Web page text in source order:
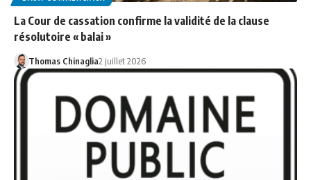
La Cour de cassation confirme la validité de la clause
résolutoire « balai »
Thomas Chinaglia2 juillet 2026